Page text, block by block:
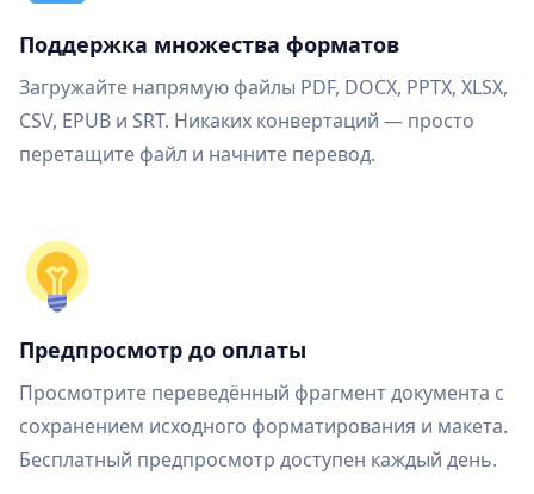
Поддержка множества форматов
Загружайте напрямую файлы PDF, DOCX, PPTX, XLSX,
CSV, EPUB и SRT. Никаких конвертаций — просто
перетащите файл и начните перевод.
Предпросмотр до оплаты
Просмотрите переведённый фрагмент документа с
сохранением исходного форматирования и макета.
Бесплатный предпросмотр доступен каждый день.